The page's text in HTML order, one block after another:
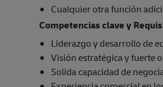
Cualquier otra función
Competencias clave y
Liderazgo y desarrollo de
Visión estratégica y fuerte
Solida capacidad de